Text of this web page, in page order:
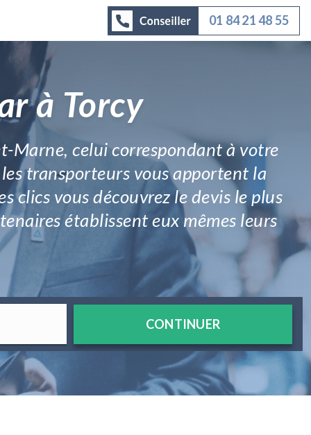
01 84 21 48 55
à Torcy
Marne, celui correspondant à votre
transporteurs vous apportent la
clics vous découvrez le devis le plus
établissent eux mêmes leurs
CONTINUER